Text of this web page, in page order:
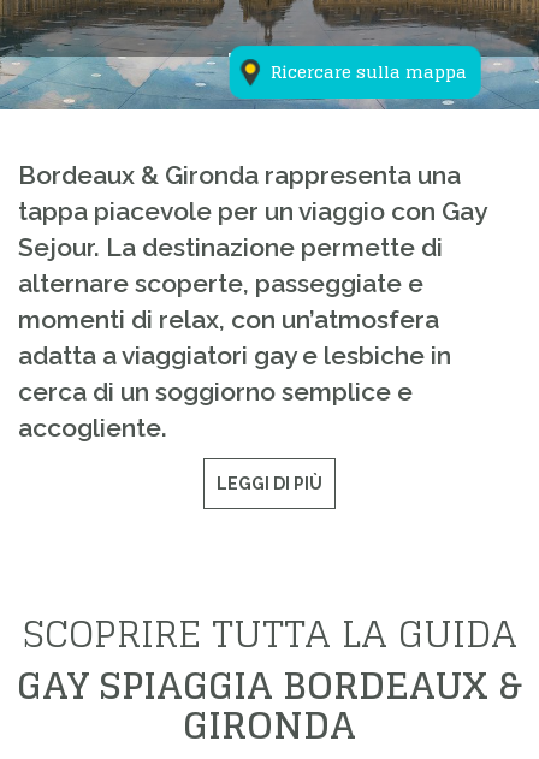
Ricercare sulla mappa
Bordeaux & Gironda rappresenta una
tappa piacevole per un viaggio con Gay
Sejour. La destinazione permette di
alternare scoperte, passeggiate e
momenti di relax, con un’atmosfera
adatta a viaggiatori gay e lesbiche in
cerca di un soggiorno semplice e
accogliente.
LEGGI DI PIÙ
SCOPRIRE TUTTA LA GUIDA
GAY SPIAGGIA BORDEAUX &
GIRONDA